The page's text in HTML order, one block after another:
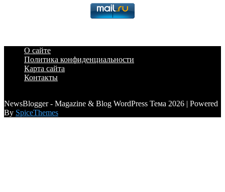
О сайте
Политика конфиденциальности
Карта сайта
Контакты
NewsBlogger - Magazine & Blog WordPress Тема 2026 | Powered
By SpiceThemes